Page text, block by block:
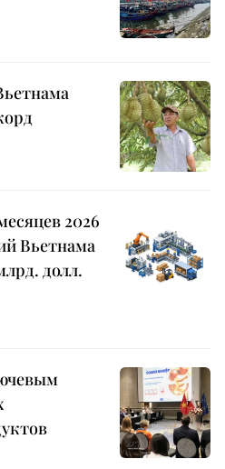
2026
Вьетнама
долл.